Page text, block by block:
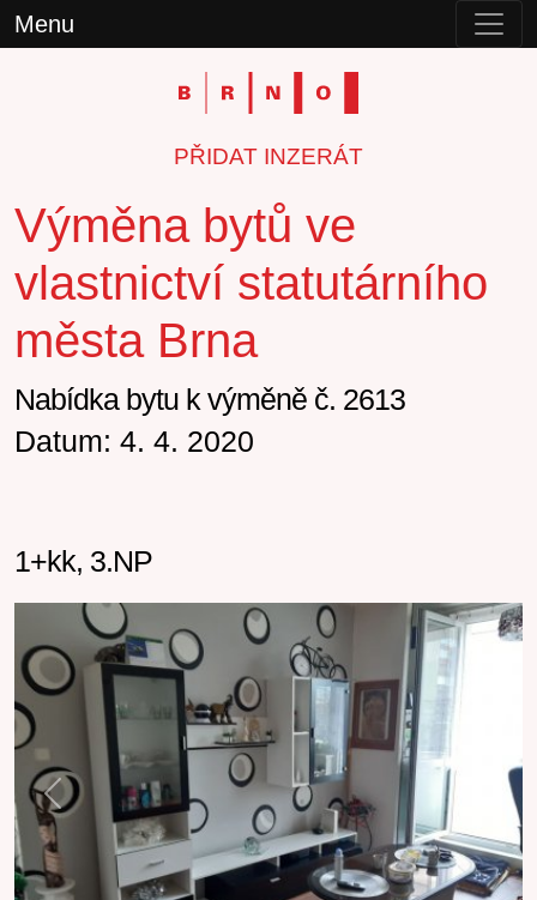
Menu
PŘIDAT INZERÁT
Výměna bytů ve
vlastnictví statutárního
města Brna
Nabídka bytu k výměně č. 2613
Datum: 4. 4. 2020
1+kk, 3.NP
Previous Next